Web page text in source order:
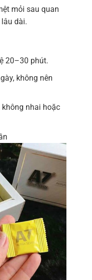
mỏi sau quan
dài.
20–30 phút.
không nên
nhai hoặc